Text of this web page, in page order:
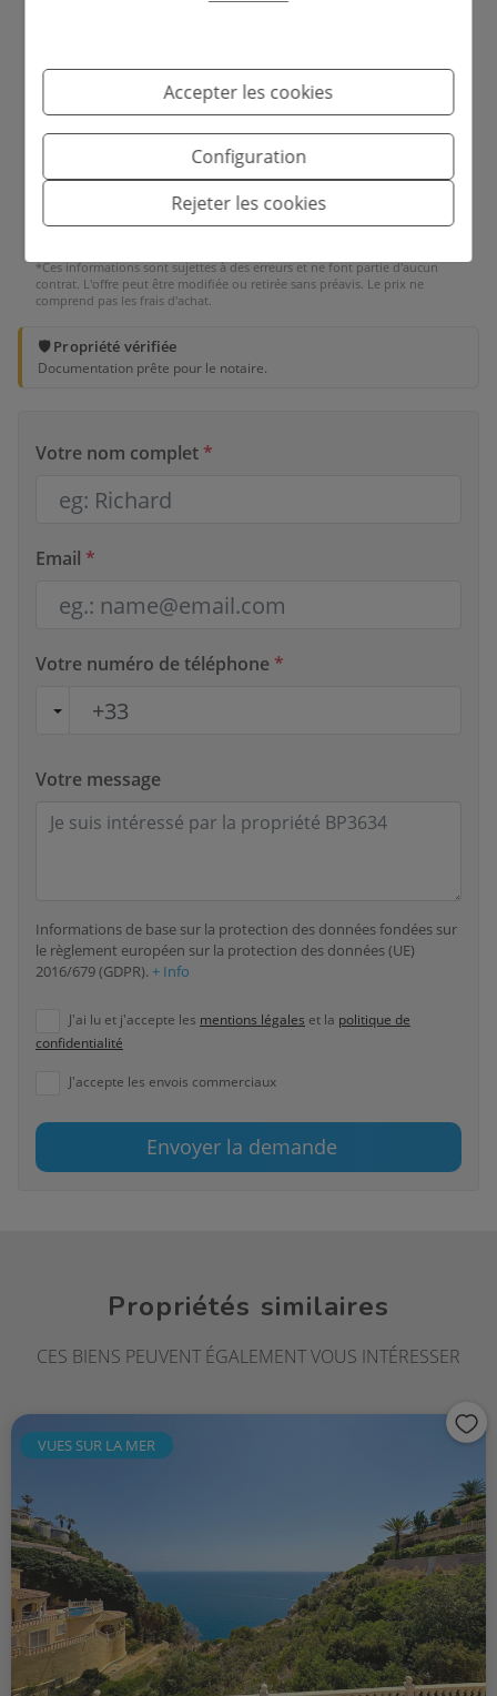
Années
Taux d'intérêt
*Ces informations sont sujettes à des erreurs et ne font partie d'aucun
contrat. L'offre peut être modifiée ou retirée sans préavis. Le prix ne
comprend pas les frais d'achat.
🛡️ Propriété vérifiée
Documentation prête pour le notaire.
Votre nom complet *
Email *
Votre numéro de téléphone *
Votre message
Informations de base sur la protection des données fondées sur
le règlement européen sur la protection des données (UE)
2016/679 (GDPR). + Info
J'ai lu et j'accepte les mentions légales et la politique de
confidentialité
J'accepte les envois commerciaux
Envoyer la demande
Propriétés similaires
CES BIENS PEUVENT ÉGALEMENT VOUS INTÉRESSER
VUES SUR LA MER
Accepter les cookies
Configuration
Rejeter les cookies